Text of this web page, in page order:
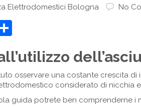
Elettrodomestici Bologna No
osservare una costante crescita
considerato di nicchia
guida potrete ben comprenderne i